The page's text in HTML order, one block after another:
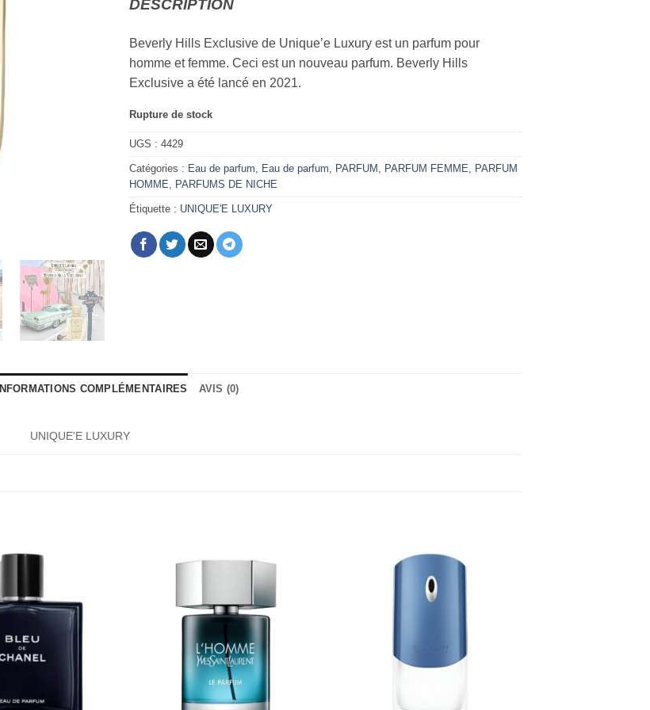
DESCRIPTION
Beverly Hills Exclusive de Unique’e Luxury est un parfum pour
homme et femme. Ceci est un nouveau parfum. Beverly Hills
Exclusive a été lancé en 2021.
Rupture de stock
UGS : 4429
Catégories : Eau de parfum, Eau de parfum, PARFUM , PARFUM FEMME, PARFUM
HOMME, PARFUMS DE NICHE
Étiquette : UNIQUE'E LUXURY
INFORMATIONS COMPLÉMENTAIRES AVIS (0)
UNIQUE'E LUXURY